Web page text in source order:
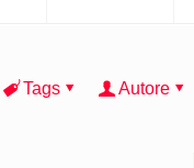
Tags Autore